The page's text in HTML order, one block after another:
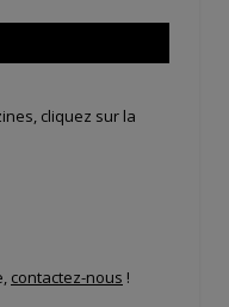
cliquez sur la
contactez-nous !